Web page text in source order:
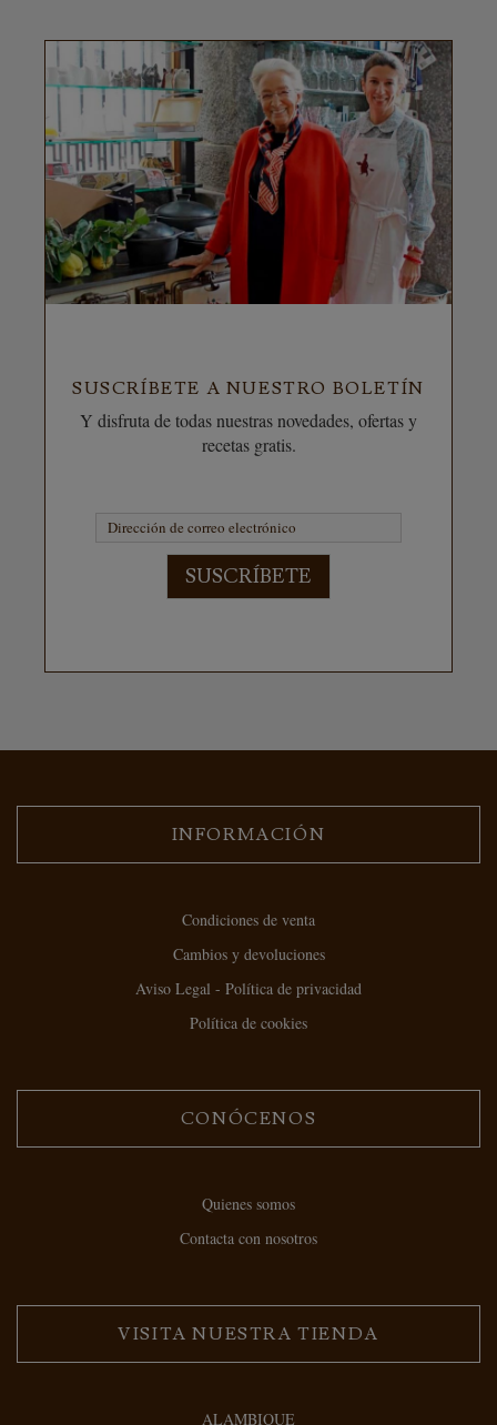
SUSCRÍBETE A NUESTRO BOLETÍN
Y disfruta de todas nuestras novedades, ofertas y
recetas gratis.
SUSCRÍBETE
INFORMACIÓN
Condiciones de venta
Cambios y devoluciones
Aviso Legal - Política de privacidad
Política de cookies
CONÓCENOS
Quienes somos
Contacta con nosotros
VISITA NUESTRA TIENDA
ALAMBIQUE